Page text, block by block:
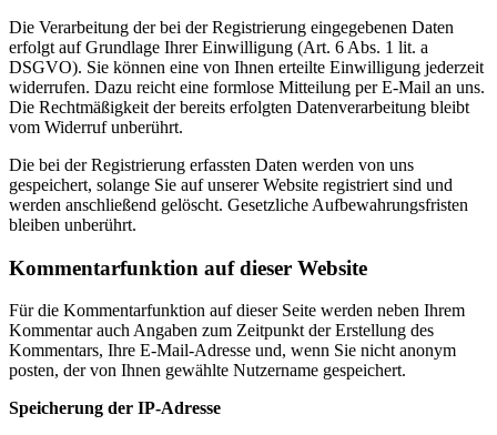
Die Verarbeitung der bei der Registrierung eingegebenen Daten
erfolgt auf Grundlage Ihrer Einwilligung (Art. 6 Abs. 1 lit. a
DSGVO). Sie können eine von Ihnen erteilte Einwilligung jederzeit
widerrufen. Dazu reicht eine formlose Mitteilung per E-Mail an uns.
Die Rechtmäßigkeit der bereits erfolgten Datenverarbeitung bleibt
vom Widerruf unberührt.
Die bei der Registrierung erfassten Daten werden von uns
gespeichert, solange Sie auf unserer Website registriert sind und
werden anschließend gelöscht. Gesetzliche Aufbewahrungsfristen
bleiben unberührt.
Kommentarfunktion auf dieser Website
Für die Kommentarfunktion auf dieser Seite werden neben Ihrem
Kommentar auch Angaben zum Zeitpunkt der Erstellung des
Kommentars, Ihre E-Mail-Adresse und, wenn Sie nicht anonym
posten, der von Ihnen gewählte Nutzername gespeichert.
Speicherung der IP-Adresse